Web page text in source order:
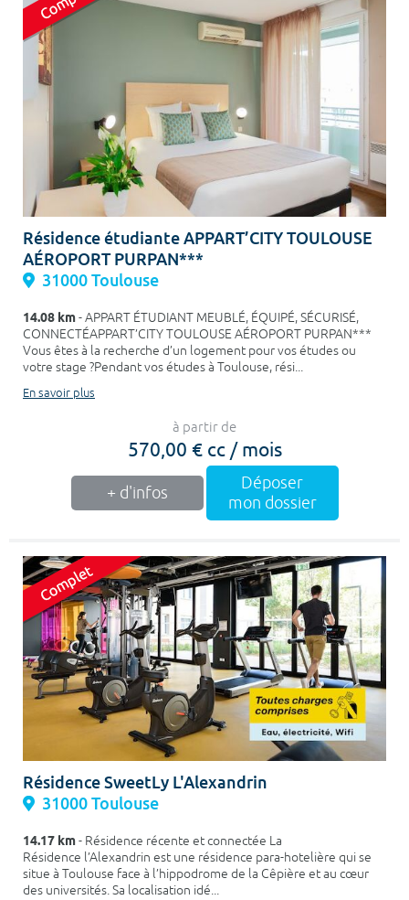
Résidence étudiante APPART’CITY TOULOUSE
AÉROPORT PURPAN***
31000 Toulouse
14.08 km- APPART ÉTUDIANT MEUBLÉ, ÉQUIPÉ, SÉCURISÉ,
CONNECTÉAPPART’CITY TOULOUSE AÉROPORT PURPAN***
Vous êtes à la recherche d’un logement pour vos études ou
votre stage ?Pendant vos études à Toulouse, rési...
En savoir plus
à partir de
570,00 € cc / mois
+ d'infos
Déposer
mon dossier
Résidence SweetLy L'Alexandrin
31000 Toulouse
14.17 km- Résidence récente et connectée La
Résidence l’Alexandrin est une résidence para-hotelière qui se
situe à Toulouse face à l’hippodrome de la Cêpière et au cœur
des universités. Sa localisation idé...